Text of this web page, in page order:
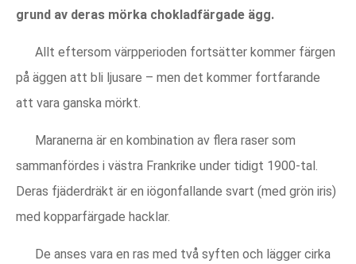
grund av deras mörka chokladfärgade ägg.
Allt eftersom värpperioden fortsätter kommer färgen
på äggen att bli ljusare – men det kommer fortfarande
att vara ganska mörkt.
Maranerna är en kombination av flera raser som
sammanfördes i västra Frankrike under tidigt 1900-tal.
Deras fjäderdräkt är en iögonfallande svart (med grön iris)
med kopparfärgade hacklar.
De anses vara en ras med två syften och lägger cirka